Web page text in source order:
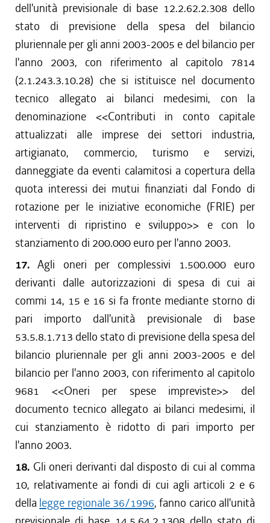
dell'unità previsionale di base 12.2.62.2.308 dello
stato di previsione della spesa del bilancio
pluriennale per gli anni 2003-2005 e del bilancio per
l'anno 2003, con riferimento al capitolo 7814
(2.1.243.3.10.28) che si istituisce nel documento
tecnico allegato ai bilanci medesimi, con la
denominazione <<Contributi in conto capitale
attualizzati alle imprese dei settori industria,
artigianato, commercio, turismo e servizi,
danneggiate da eventi calamitosi a copertura della
quota interessi dei mutui finanziati dal Fondo di
rotazione per le iniziative economiche (FRIE) per
interventi di ripristino e sviluppo>> e con lo
stanziamento di 200.000 euro per l'anno 2003.
17. Agli oneri per complessivi 1.500.000 euro
derivanti dalle autorizzazioni di spesa di cui ai
commi 14, 15 e 16 si fa fronte mediante storno di
pari importo dall'unità previsionale di base
53.5.8.1.713 dello stato di previsione della spesa del
bilancio pluriennale per gli anni 2003-2005 e del
bilancio per l'anno 2003, con riferimento al capitolo
9681 <<Oneri per spese impreviste>> del
documento tecnico allegato ai bilanci medesimi, il
cui stanziamento è ridotto di pari importo per
l'anno 2003.
18. Gli oneri derivanti dal disposto di cui al comma
10, relativamente ai fondi di cui agli articoli 2 e 6
della legge regionale 36/1996, fanno carico all'unità